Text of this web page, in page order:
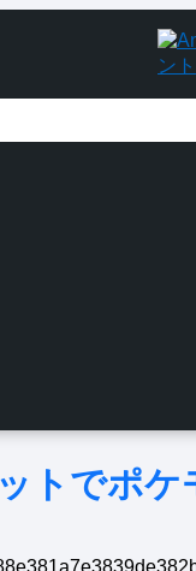
トでポケ